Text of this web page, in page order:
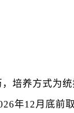
培养方式为
年12月底前